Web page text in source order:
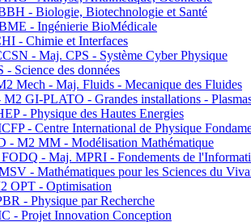
- Biologie, Biotechnologie et Santé
- Ingénierie BioMédicale
- Chimie et Interfaces
- Maj. CPS - Système Cyber Physique
Science des données
Mech - Maj. Fluids - Mecanique des Fluides
GI-PLATO - Grandes installations -
- Physique des Hautes Energies
- Centre International de Physique
- M2 MM - Modélisation Mathématique
- Maj. MPRI - Fondements de
- Mathématiques pour les Sciences du
OPT - Optimisation
- Physique par Recherche
- Projet Innovation Conception